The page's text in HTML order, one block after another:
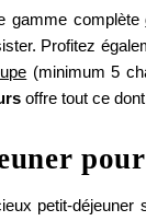
gamme complète
Profitez
(minimum 5
offre tout ce
petit-